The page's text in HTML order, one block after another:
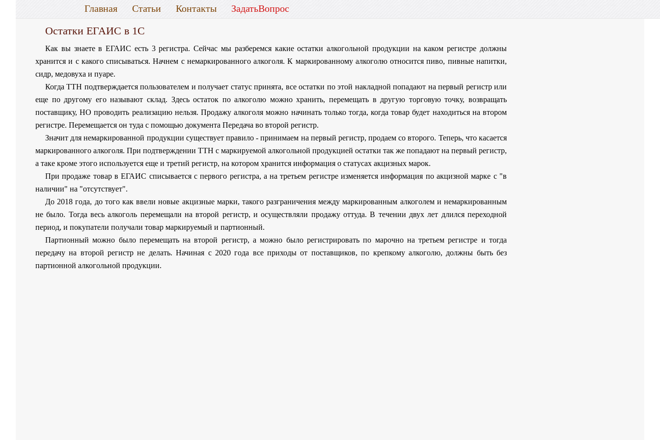
Главная Статьи Контакты ЗадатьВопрос
Остатки ЕГАИС в 1С
Как вы знаете в ЕГАИС есть 3 регистра. Сейчас мы разберемся какие остатки алкогольной продукции на каком регистре должны
хранится и с какого списываться. Начнем с немаркированного алкоголя. К маркированному алкоголю относится пиво, пивные напитки,
сидр, медовуха и пуаре.
Когда ТТН подтверждается пользователем и получает статус принята, все остатки по этой накладной попадают на первый регистр или
еще по другому его называют склад. Здесь остаток по алкоголю можно хранить, перемещать в другую торговую точку, возвращать
поставщику, НО проводить реализацию нельзя. Продажу алкоголя можно начинать только тогда, когда товар будет находиться на втором
регистре. Перемещается он туда с помощью документа Передача во второй регистр.
Значит для немаркированной продукции существует правило - принимаем на первый регистр, продаем со второго. Теперь, что касается
маркированного алкоголя. При подтверждении ТТН с маркируемой алкогольной продукцией остатки так же попадают на первый регистр,
а таке кроме этого используется еще и третий регистр, на котором хранится информация о статусах акцизных марок.
При продаже товар в ЕГАИС списывается с первого регистра, а на третьем регистре изменяется информация по акцизной марке с "в
наличии" на "отсутствует".
До 2018 года, до того как ввели новые акцизные марки, такого разграничения между маркированным алкоголем и немаркированным
не было. Тогда весь алкоголь перемещали на второй регистр, и осуществляли продажу оттуда. В течении двух лет длился переходной
период, и покупатели получали товар маркируемый и партионный.
Партионный можно было перемещать на второй регистр, а можно было регистрировать по марочно на третьем регистре и тогда
передачу на второй регистр не делать. Начиная с 2020 года все приходы от поставщиков, по крепкому алкоголю, должны быть без
партионной алкогольной продукции.